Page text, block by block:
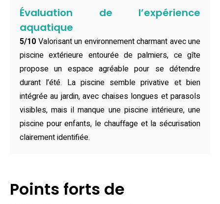
Quel plaisir de découvrir une maison de vacances pensée
pour accueillir familles et amis, jusqu’à six personnes.
Deux chambres douillettes — l’une avec lit double, l’autre
avec quatre lits simples — promettent des nuits paisibles.
Le salon chaleureux, la cuisine équipée et la salle de bains
moderne offrent tout le confort nécessaire : connexion Wi-
Fi gratuite, télévision écran plat, lave-linge et linge de
maison fourni. Les chambres non-fumeurs, le parking
gratuit et la terrasse privative garantissent intimité et
sérénité à chaque instant. Ici, chaque détail a été conçu
pour que vous vous sentiez chez vous, en toute simplicité.
belles journées d’été. Après une baignade rafraîchissante,
Évaluation de l’expérience
aquatique
5/10 Valorisant un environnement charmant avec une
piscine extérieure entourée de palmiers, ce gîte
propose un espace agréable pour se détendre
durant l’été. La piscine semble privative et bien
intégrée au jardin, avec chaises longues et parasols
visibles, mais il manque une piscine intérieure, une
piscine pour enfants, le chauffage et la sécurisation
clairement identifiée.
Points forts de